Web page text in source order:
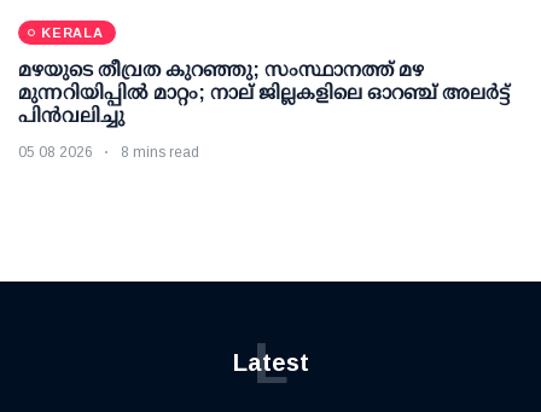
KERALA
മഴയുടെ തീവ്രത കുറഞ്ഞു; സംസ്ഥാനത്ത് മഴ
മുന്നറിയിപ്പിൽ മാറ്റം; നാല് ജില്ലകളിലെ ഓറഞ്ച് അലർട്ട്
പിൻവലിച്ചു
05 08 2026 8 mins read
Latest
L